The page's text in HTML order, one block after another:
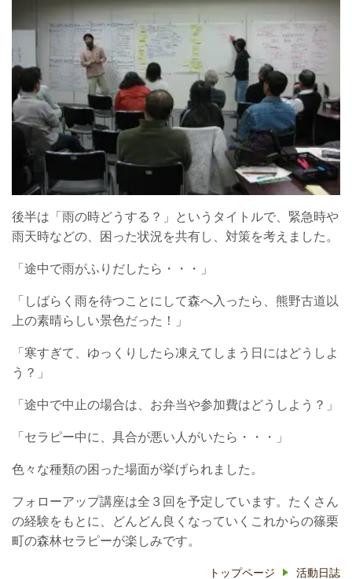
後半は「雨の時どうする？」というタイトルで、緊急時や
雨天時などの、困った状況を共有し、対策を考えました。
「途中で雨がふりだしたら・・・」
「しばらく雨を待つことにして森へ入ったら、熊野古道以
上の素晴らしい景色だった！」
「寒すぎて、ゆっくりしたら凍えてしまう日にはどうしよ
う？」
「途中で中止の場合は、お弁当や参加費はどうしよう？」
「セラピー中に、具合が悪い人がいたら・・・」
色々な種類の困った場面が挙げられました。
フォローアップ講座は全３回を予定しています。たくさん
の経験をもとに、どんどん良くなっていくこれからの篠栗
町の森林セラピーが楽しみです。
トップページ 活動日誌